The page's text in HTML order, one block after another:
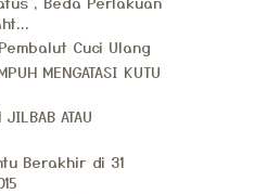
Cuci Ulang
MENGATASI KUTU
ATAU
Berakhir di 31